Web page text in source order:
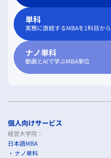
単科
実務に直結するMBAを1科目から
ナノ単科
動画とAIで学ぶMBA単位
個人向けサービス
経営大学院：
日本語MBA
ナノ単科